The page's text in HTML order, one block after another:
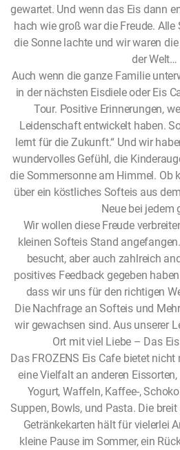
gewartet. Und wenn das Eis dann
hach wie groß war die Freude. Alle
die Sonne lachte und wir waren
der Welt…
Auch wenn die ganze Familie
in der nächsten Eisdiele oder Eis
Tour. Positive Erinnerungen,
Leidenschaft entwickelt haben.
lernt für die Zukunft.“ Und wir
wundervolles Gefühl, die
die Sommersonne am Himmel. Ob
über ein köstliches Softeis aus
Neue bei jedem
Wir wollen diese Freude
kleinen Softeis Stand
besucht, aber auch zahlreich
positives Feedback gegeben
dass wir uns für den richtigen
Die Nachfrage an Softeis und
wir gewachsen sind. Aus unserer
Ort mit viel Liebe – Das
Das FROZENS Eis Cafe bietet
eine Vielfalt an anderen
Yogurt, Waffeln, Kaffee-,
Suppen, Bowls, und Pasta. Die
Getränkekarten hält für vielerlei
kleine Pause im Sommer, ein